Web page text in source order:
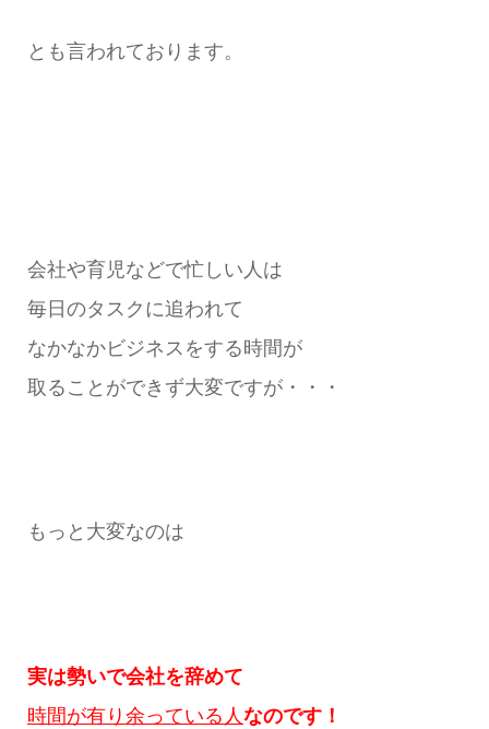
とも言われております。
会社や育児などで忙しい人は
毎日のタスクに追われて
なかなかビジネスをする時間が
取ることができず大変ですが・・・
もっと大変なのは
実は勢いで会社を辞めて
時間が有り余っている人なのです！